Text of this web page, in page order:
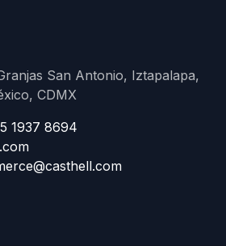
San Antonio, Iztapalapa,
CDMX
1937 8694